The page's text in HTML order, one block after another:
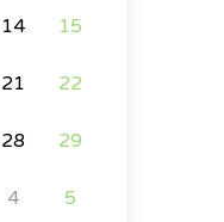
14 15
21 22
28 29
4 5